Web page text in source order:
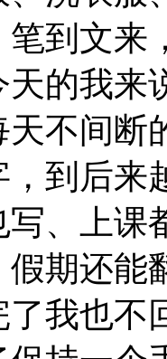
到文来
的我来
不间断
到后来
、上课
期还能
了我也不